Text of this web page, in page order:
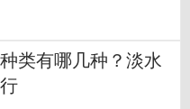
类有哪几种？淡水